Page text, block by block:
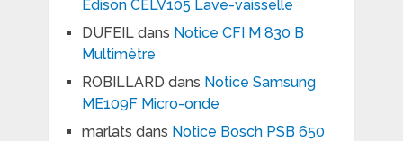
Edison CELV105 Lave-vaisselle
DUFEILdans Notice CFI M 830 B
Multimètre
ROBILLARD dans Notice Samsung
ME109F Micro-onde
marlats dans Notice Bosch PSB 650